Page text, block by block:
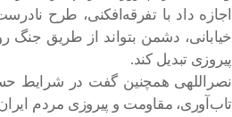
اجازه داد با تفرقه‌افکنی، طرح
خیابانی، دشمن بتواند از طریق جنگ
پیروزی تبدیل کند.
نصراللهی همچنین گفت در شرایط
تاب‌آوری، مقاومت و پیروزی مردم